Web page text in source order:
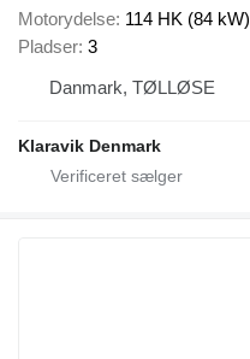
Motorydelse 114 HK (84 kW)
Pladser 3
Danmark, TØLLØSE
Klaravik Denmark